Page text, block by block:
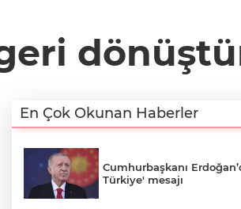
En Çok Okunan Haberler
Cumhurbaşkanı
Türkiye' mesajı